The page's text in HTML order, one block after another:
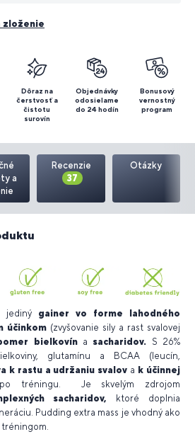
zloženie
Dôraz na
čerstvosť a
čistotu
surovín
Objednávky
odosielame
do 24 hodín
Bonusový
vernostný
program
a
Recenzie
37
Otázky
jediný gainer vo forme lahodného
účinkom (zvyšovanie sily a rast svalovej
bielkovín a sacharidov. S 26%
glutamínu a BCAA (leucín,
k rastu a udržaniu svalov a k účinnej
tréningu. Je skvelým zdrojom
sacharidov,
ktoré doplnia
Pudding extra mass je vhodný ako